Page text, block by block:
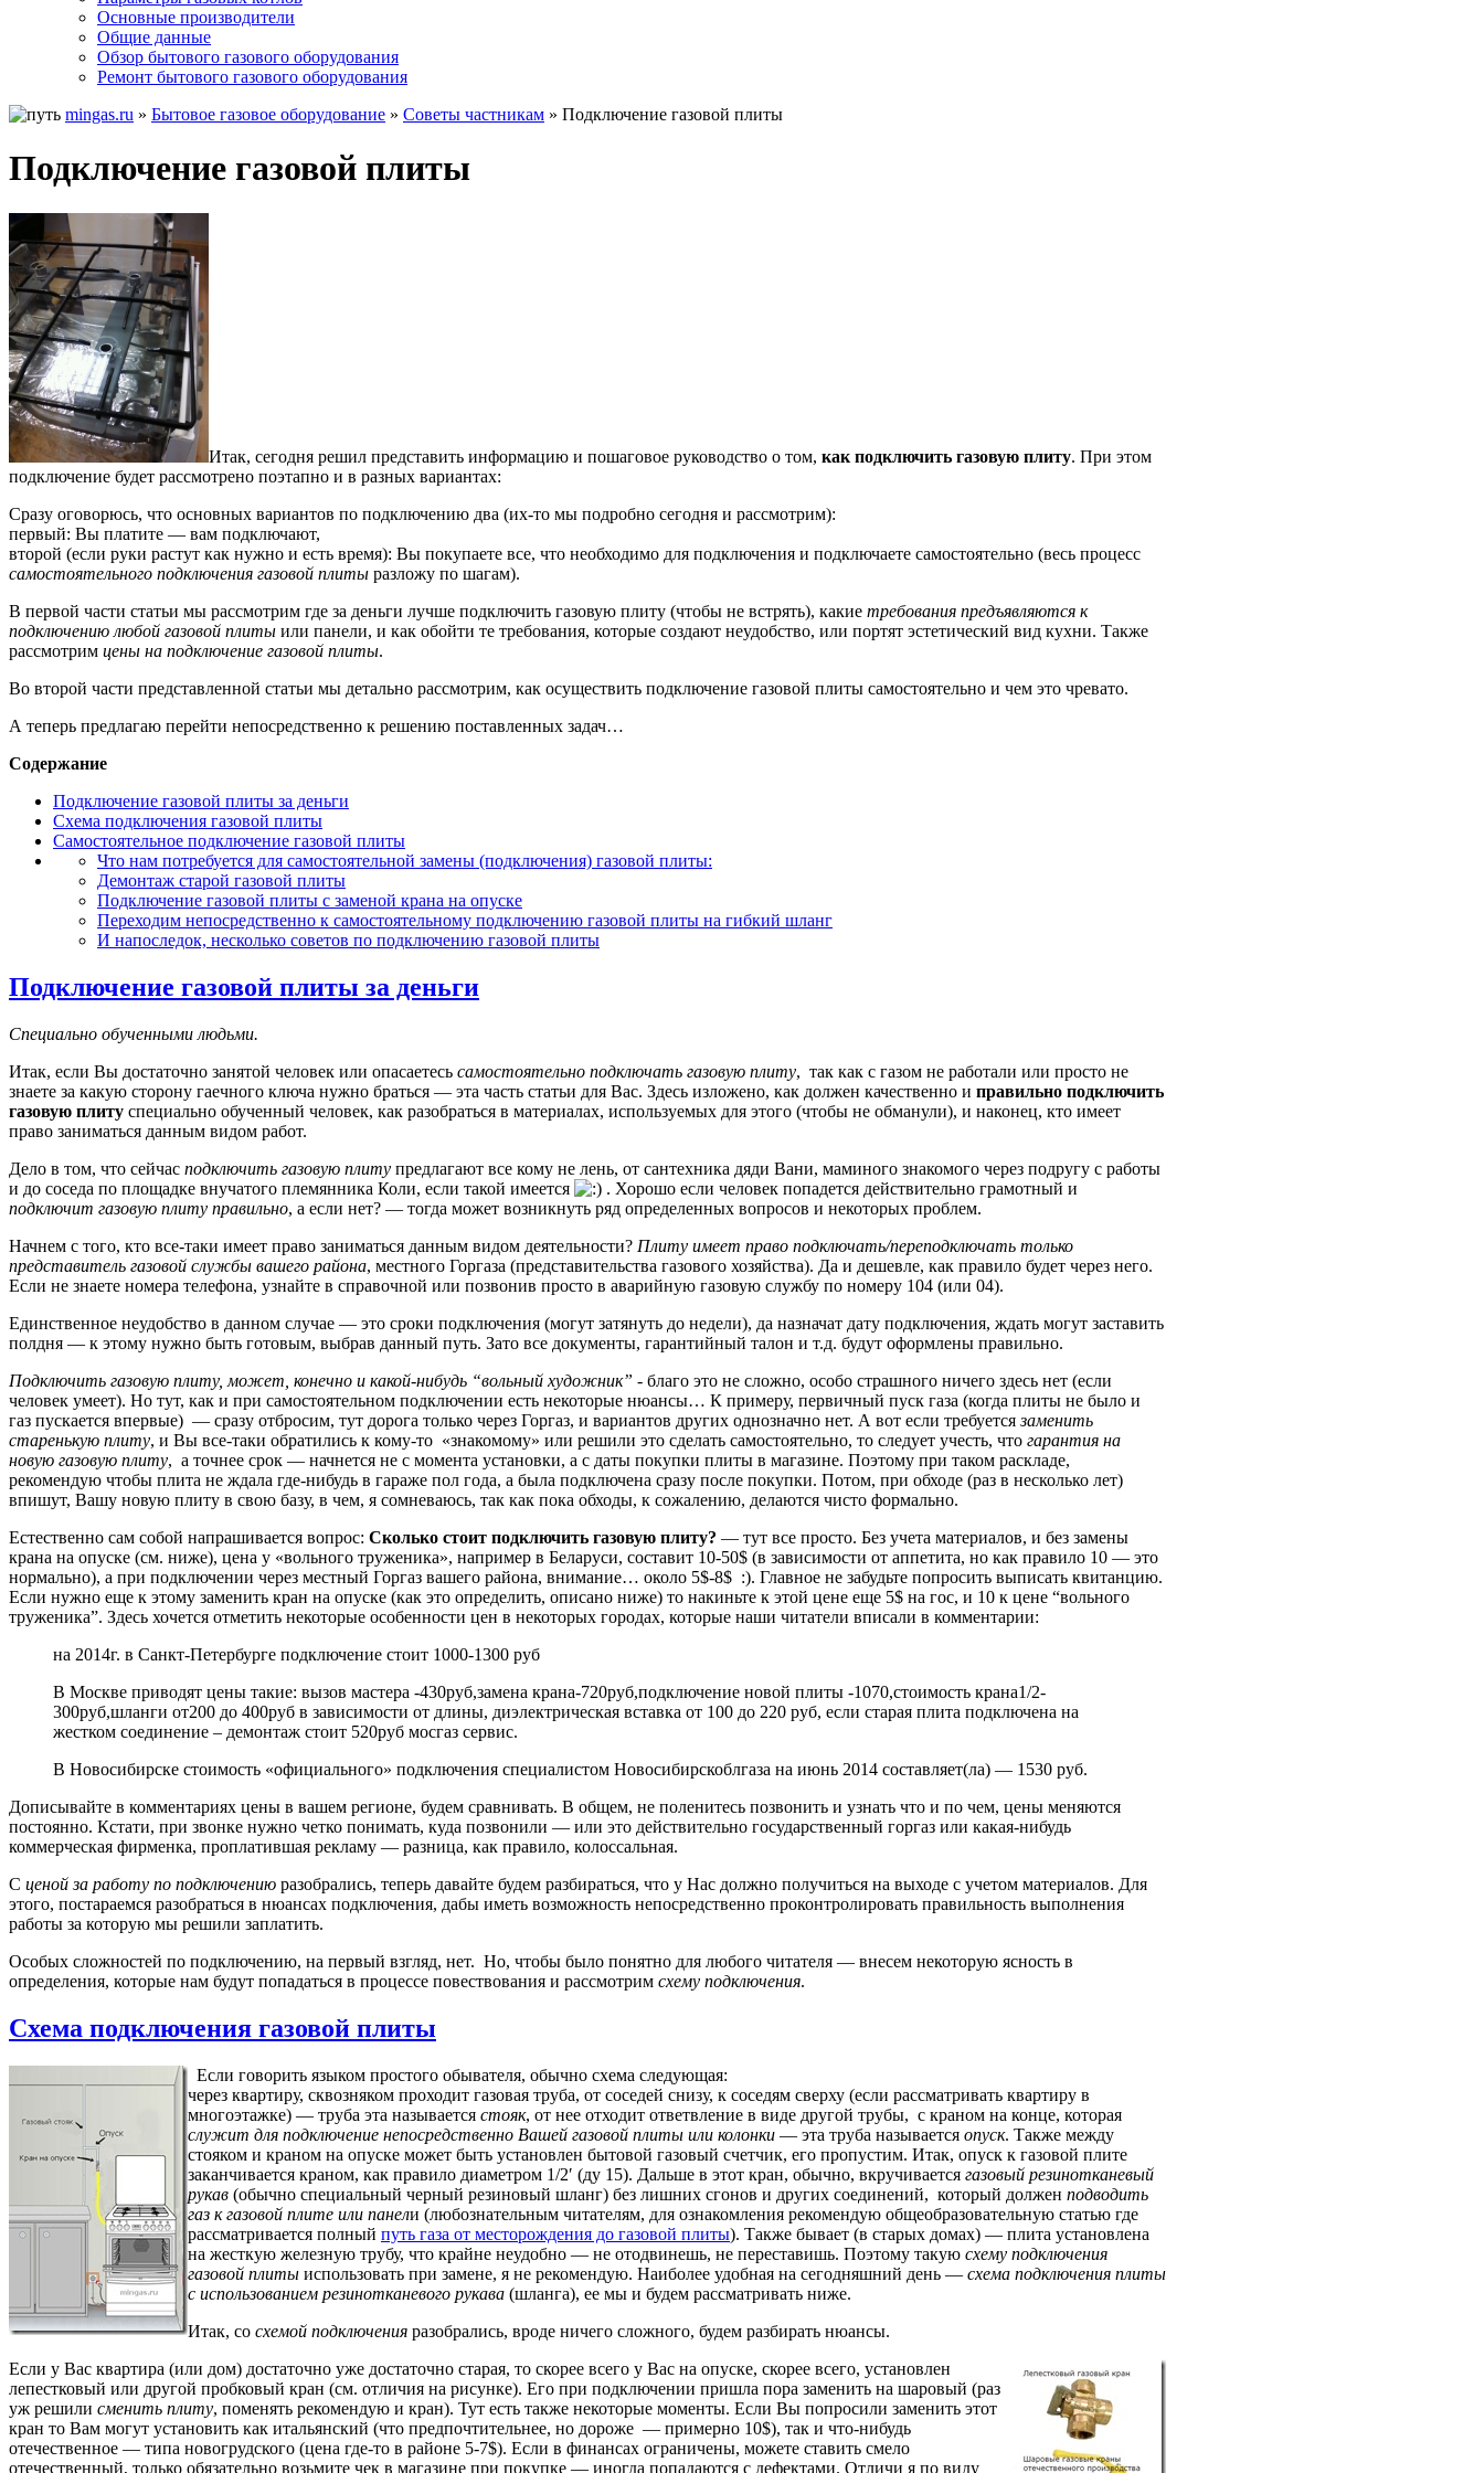
Основные производители
Общие данные
Обзор бытового газового оборудования
Ремонт бытового газового оборудования
mingas.ru » Бытовое газовое оборудование » Советы частникам » Подключение газовой плиты
Подключение газовой плиты
Итак, сегодня решил представить информацию и пошаговое руководство о том, как подключить газовую плиту. При этом
подключение будет рассмотрено поэтапно и в разных вариантах:
Сразу оговорюсь, что основных вариантов по подключению два (их-то мы подробно сегодня и рассмотрим):
первый: Вы платите — вам подключают,
второй (если руки растут как нужно и есть время): Вы покупаете все, что необходимо для подключения и подключаете самостоятельно (весь процесс
самостоятельного подключения газовой плиты разложу по шагам).
В первой части статьи мы рассмотрим где за деньги лучше подключить газовую плиту (чтобы не встрять), какие требования предъявляются к
подключению любой газовой плиты или панели, и как обойти те требования, которые создают неудобство, или портят эстетический вид кухни. Также
рассмотрим цены на подключение газовой плиты.
Во второй части представленной статьи мы детально рассмотрим, как осуществить подключение газовой плиты самостоятельно и чем это чревато.
А теперь предлагаю перейти непосредственно к решению поставленных задач…
Содержание
Подключение газовой плиты за деньги
Схема подключения газовой плиты
Самостоятельное подключение газовой плиты
Что нам потребуется для самостоятельной замены (подключения) газовой плиты:
Демонтаж старой газовой плиты
Подключение газовой плиты с заменой крана на опуске
Переходим непосредственно к самостоятельному подключению газовой плиты на гибкий шланг
И напоследок, несколько советов по подключению газовой плиты
Подключение газовой плиты за деньги
Специально обученными людьми.
Итак, если Вы достаточно занятой человек или опасаетесь самостоятельно подключать газовую плиту, так как с газом не работали или просто не
знаете за какую сторону гаечного ключа нужно браться — эта часть статьи для Вас. Здесь изложено, как должен качественно и правильно подключить
газовую плиту специально обученный человек, как разобраться в материалах, используемых для этого (чтобы не обманули), и наконец, кто имеет
право заниматься данным видом работ.
Дело в том, что сейчас подключить газовую плиту предлагают все кому не лень, от сантехника дяди Вани, маминого знакомого через подругу с работы
и до соседа по площадке внучатого племянника Коли, если такой имеется
. Хорошо если человек попадется действительно грамотный и
подключит газовую плиту правильно, а если нет? — тогда может возникнуть ряд определенных вопросов и некоторых проблем.
Начнем с того, кто все-таки имеет право заниматься данным видом деятельности? Плиту имеет право подключать/переподключать только
представитель газовой службы вашего района, местного Горгаза (представительства газового хозяйства). Да и дешевле, как правило будет через него.
Если не знаете номера телефона, узнайте в справочной или позвонив просто в аварийную газовую службу по номеру 104 (или 04).
Единственное неудобство в данном случае — это сроки подключения (могут затянуть до недели), да назначат дату подключения, ждать могут заставить
полдня — к этому нужно быть готовым, выбрав данный путь. Зато все документы, гарантийный талон и т.д. будут оформлены правильно.
Подключить газовую плиту, может, конечно и какой-нибудь “вольный художник” - благо это не сложно, особо страшного ничего здесь нет (если
человек умеет). Но тут, как и при самостоятельном подключении есть некоторые нюансы… К примеру, первичный пуск газа (когда плиты не было и
газ пускается впервые) — сразу отбросим, тут дорога только через Горгаз, и вариантов других однозначно нет. А вот если требуетсязаменить
старенькую плиту, и Вы все-таки обратились к кому-то «знакомому» или решили это сделать самостоятельно, то следует учесть, что гарантия на
новую газовую плиту, а точнее срок — начнется не с момента установки, а с даты покупки плиты в магазине. Поэтому при таком раскладе,
рекомендую чтобы плита не ждала где-нибудь в гараже пол года, а была подключена сразу после покупки. Потом, при обходе (раз в несколько лет)
впишут, Вашу новую плиту в свою базу, в чем, я сомневаюсь, так как пока обходы, к сожалению, делаются чисто формально.
Естественно сам собой напрашивается вопрос: Сколько стоит подключить газовую плиту? — тут все просто. Без учета материалов, и без замены
крана на опуске (см. ниже), цена у «вольного труженика», например в Беларуси, составит 10-50$ (в зависимости от аппетита, но как правило 10 — это
нормально), а при подключении через местный Горгаз вашего района, внимание… около 5$-8$ :). Главное не забудьте попросить выписать квитанцию.
Если нужно еще к этому заменить кран на опуске (как это определить, описано ниже) то накиньте к этой цене еще 5$ на гос, и 10 к цене “вольного
труженика”. Здесь хочется отметить некоторые особенности цен в некоторых городах, которые наши читатели вписали в комментарии:
на 2014г. в Санкт-Петербурге подключение стоит 1000-1300 руб
В Москве приводят цены такие: вызов мастера -430руб,замена крана-720руб,подключение новой плиты -1070,стоимость крана1/2-
300руб,шланги от200 до 400руб в зависимости от длины, диэлектрическая вставка от 100 до 220 руб, если старая плита подключена на
жестком соединение – демонтаж стоит 520руб мосгаз сервис.
В Новосибирске стоимость «официального» подключения специалистом Новосибирскоблгаза на июнь 2014 составляет(ла) — 1530 руб.
Дописывайте в комментариях цены в вашем регионе, будем сравнивать. В общем, не поленитесь позвонить и узнать что и по чем, цены меняются
постоянно. Кстати, при звонке нужно четко понимать, куда позвонили — или это действительно государственный горгаз или какая-нибудь
коммерческая фирменка, проплатившая рекламу — разница, как правило, колоссальная.
С ценой за работу по подключению разобрались, теперь давайте будем разбираться, что у Нас должно получиться на выходе с учетом материалов. Для
этого, постараемся разобраться в нюансах подключения, дабы иметь возможность непосредственно проконтролировать правильность выполнения
работы за которую мы решили заплатить.
Особых сложностей по подключению, на первый взгляд, нет. Но, чтобы было понятно для любого читателя — внесем некоторую ясность в
определения, которые нам будут попадаться в процессе повествования и рассмотрим схему подключения.
Схема подключения газовой плиты
Если говорить языком простого обывателя, обычно схема следующая:
через квартиру, сквозняком проходит газовая труба, от соседей снизу, к соседям сверху (если рассматривать квартиру в
многоэтажке) — труба эта называется стояк, от нее отходит ответвление в виде другой трубы, с краном на конце, которая
служит для подключение непосредственно Вашей газовой плиты или колонки — эта труба называется опуск. Также между
стояком и краном на опуске может быть установлен бытовой газовый счетчик, его пропустим. Итак, опуск к газовой плите
заканчивается краном, как правило диаметром 1/2′ (ду 15). Дальше в этот кран, обычно, вкручивается газовый резинотканевый
рукав (обычно специальный черный резиновый шланг) без лишних сгонов и других соединений, который должен подводить
газ к газовой плите или панели (любознательным читателям, для ознакомления рекомендую общеобразовательную статью где
рассматривается полный путь газа от месторождения до газовой плиты). Также бывает (в старых домах) — плита установлена
на жесткую железную трубу, что крайне неудобно — не отодвинешь, не переставишь. Поэтому такую схему подключения
газовой плиты использовать при замене, я не рекомендую. Наиболее удобная на сегодняшний день — схема подключения плиты
с использованием резинотканевого рукава (шланга), ее мы и будем рассматривать ниже.
Итак, со схемой подключения разобрались, вроде ничего сложного, будем разбирать нюансы.
Если у Вас квартира (или дом) достаточно уже достаточно старая, то скорее всего у Вас на опуске, скорее всего, установлен
лепестковый или другой пробковый кран (см. отличия на рисунке). Его при подключении пришла пора заменить на шаровый (раз
уж решили сменить плиту, поменять рекомендую и кран). Тут есть также некоторые моменты. Если Вы попросили заменить этот
кран то Вам могут установить как итальянский (что предпочтительнее, но дороже — примерно 10$), так и что-нибудь
отечественное — типа новогрудского (цена где-то в районе 5-7$). Если в финансах ограничены, можете ставить смело
отечественный, только обязательно возьмите чек в магазине при покупке — иногда попадаются с дефектами. Отличи я по виду